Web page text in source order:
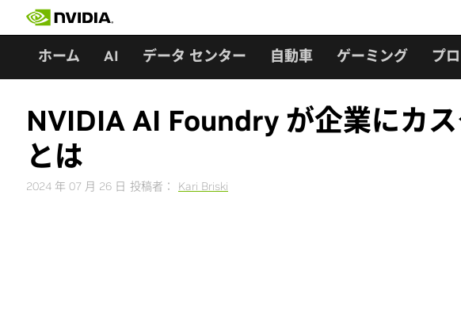
ホーム AI データ センター 自動車 ゲーミング プ
NVIDIA AI Foundry が企業にカ
とは
2024 年 07 月 26 日 投稿者： Kari Briski